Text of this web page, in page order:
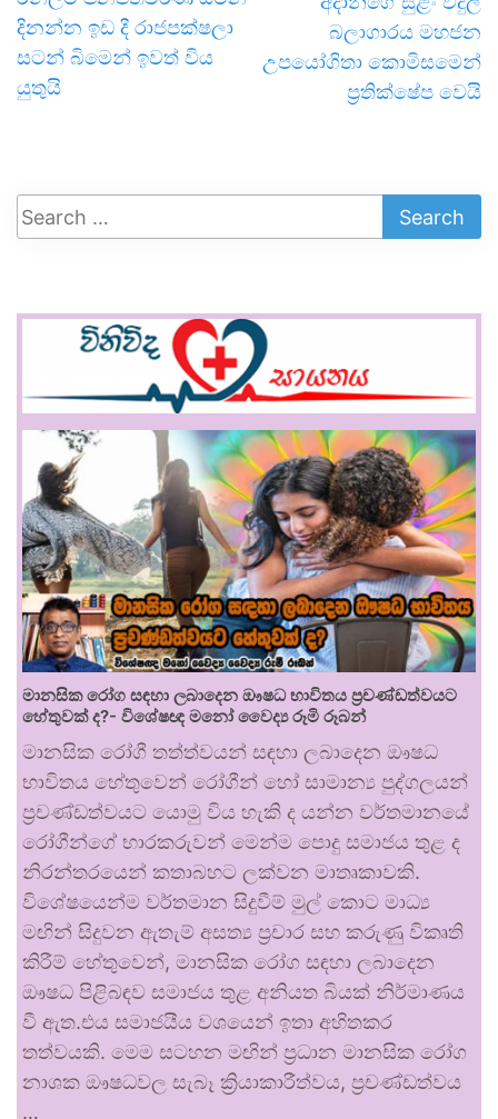
දිනන්න ඉඩ දී රාජපක්ෂලා
සටන් බිමෙන් ඉවත් විය
යුතුයි
බලාගාරය මහජන
උපයෝගිතා කොමිසමෙන්
ප්‍රතික්ෂේප වෙයි
මානසික රෝග සඳහා ලබාදෙන ඖෂධ භාවිතය ප්‍රචණ්ඩත්වයට
හේතුවක් ද?- විශේෂඥ මනෝ වෛද්‍ය රූමි රූබන්
මානසික රෝගී තත්ත්වයන් සඳහා ලබාදෙන ඖෂධ
භාවිතය හේතුවෙන් රෝගීන් හෝ සාමාන්‍ය පුද්ගලයන්
ප්‍රචණ්ඩත්වයට යොමු විය හැකි ද යන්න වර්තමානයේ
රෝගීන්ගේ භාරකරුවන් මෙන්ම පොදු සමාජය තුළ ද
නිරන්තරයෙන් කතාබහට ලක්වන මාතෘකාවකි.
විශේෂයෙන්ම වර්තමාන සිදුවීම් මුල් කොට මාධ්‍ය
මඟින් සිදුවන ඇතැම් අසත්‍ය ප්‍රචාර සහ කරුණු විකෘති
කිරීම් හේතුවෙන්, මානසික රෝග සඳහා ලබාදෙන
ඖෂධ පිළිබඳව සමාජය තුළ අනියත බියක් නිර්මාණය
වී ඇත.එය සමාජයීය වශයෙන් ඉතා අහිතකර
තත්වයකි. මෙම සටහන මඟින් ප්‍රධාන මානසික රෝග
නාශක ඖෂධවල සැබෑ ක්‍රියාකාරීත්වය, ප්‍රචණ්ඩත්වය
…